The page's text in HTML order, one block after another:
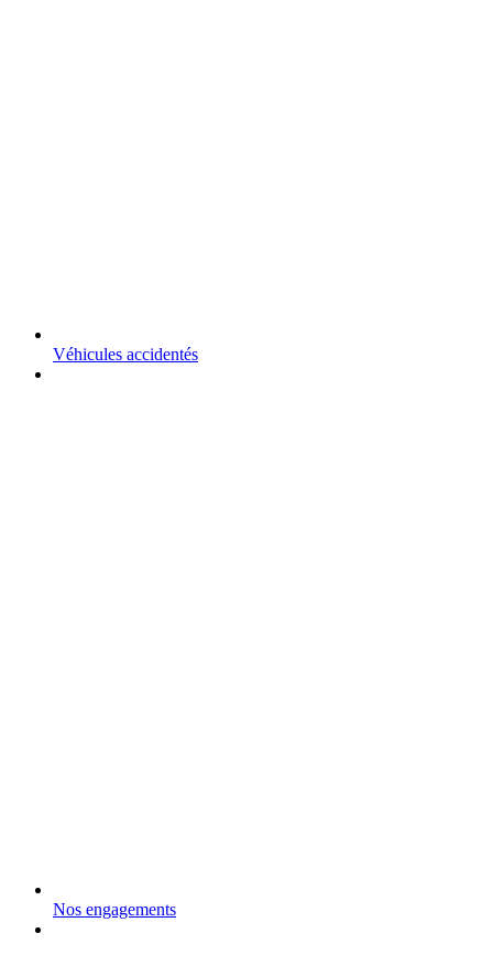
Véhicules accidentés
Nos engagements